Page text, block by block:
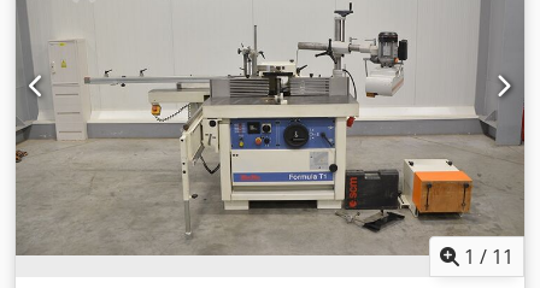
mínimo: 115 g/m² Gramaje máximo: 650 g/m² Cjdpfozlac
Tsx Abisrf Temperatura de funcionamiento: 80-135 °C
Velocidad máxima de funcionamiento: 120 m/min Peso:
aprox. 4500 kg Alimentación eléctrica: 380 V Suministro
adicional de aire comprimido: 8 bares Cilindro de acero
cromado de gran diámetro, relleno de agua para mayor
estabilidad. Laminado a doble cara Sistema neumático de
sujeción, separación y alimentación automática. Presión
ajustable. Alimentación de pila alta, cabezal de
alimentación Heidelberg Speedmaster. Rodillo de
expansión para la fijación de la película. Módulo de
1 / 11